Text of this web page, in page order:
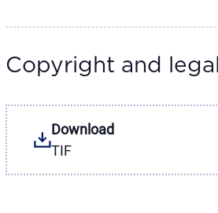
Copyright and legal
Download
TIF